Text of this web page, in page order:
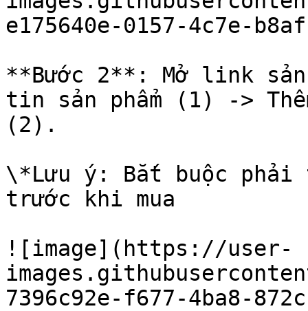
e175640e-0157-4c7e-
**Bước 2**: Mở link sản
tin sản phẩm (1) ->
(2).
\*Lưu ý: Bắt buộc phải
trước khi mua
![image](https://user-
7396c92e-f677-4ba8-